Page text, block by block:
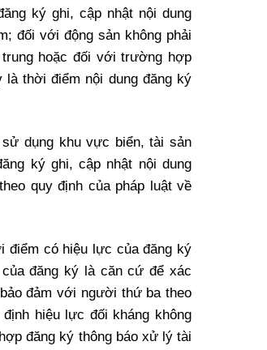
ký ghi, cập nhật nội dung
đối với động sản không phải
hoặc đối với trường hợp
là thời điểm nội dung đăng ký
dụng khu vực biển, tài sản
ký ghi, cập nhật nội dung
quy định của pháp luật về
có hiệu lực của đăng ký
đăng ký là căn cứ để xác
đảm với người thứ ba theo
hiệu lực đối kháng không
đăng ký thông báo xử lý tài